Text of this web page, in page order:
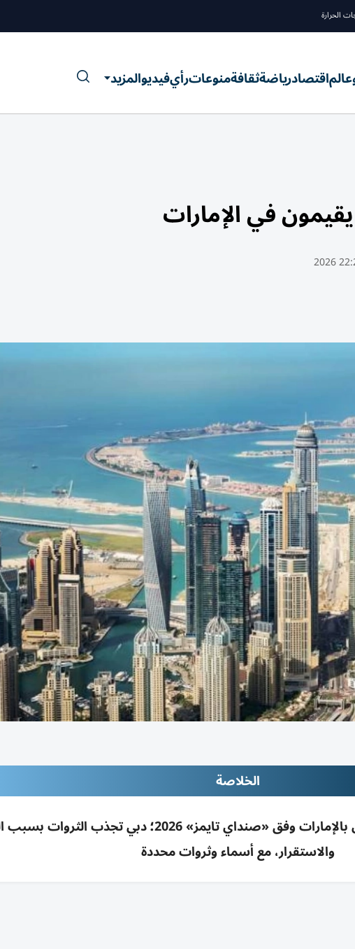
الحرارة
اقتصادرياضةثقافةمنوعاترأيفيديوالمزيد
الخلاصة
8 من أغنى 350 بريطانياً يقيمون بالإمارات وفق «صنداي تايمز» 2026؛ دبي
والاستقرار، مع أسماء وثروات محددة